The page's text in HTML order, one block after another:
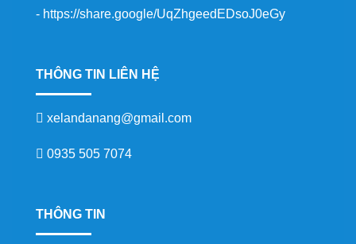
- https://share.google/UqZhgeedEDsoJ0eGy
THÔNG TIN LIÊN HỆ
xelandanang@gmail.com
0935 505 7074
THÔNG TIN